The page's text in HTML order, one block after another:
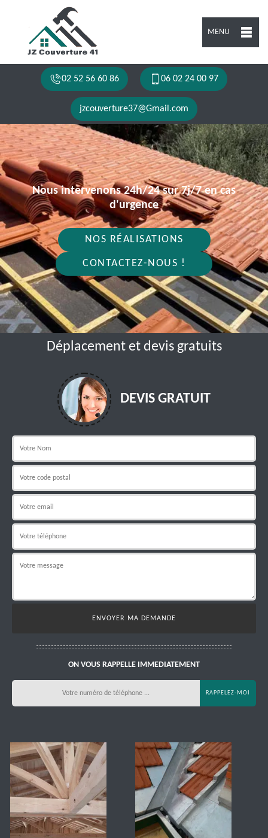
MENU
02 52 56 60 86 06 02 24 00 97
jzcouverture37@Gmail.com
Nous intervenons 24h/24 sur 7j/7 en cas
d'urgence
NOS RÉALISATIONS
CONTACTEZ-NOUS !
Déplacement et devis gratuits
DEVIS GRATUIT
ON VOUS RAPPELLE IMMEDIATEMENT